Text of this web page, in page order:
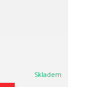
Skladem